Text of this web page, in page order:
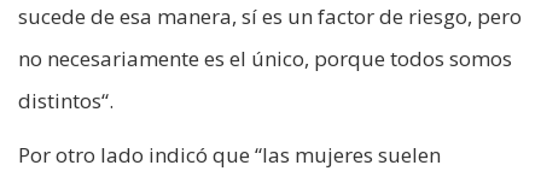
sucede de esa manera, sí es un factor de riesgo, pero
no necesariamente es el único, porque todos somos
distintos“.
Por otro lado indicó que “las mujeres suelen